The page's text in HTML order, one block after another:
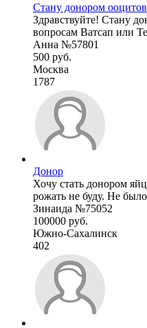
Стану донором ооцитов
Здравствуйте! Стану
вопросам Ватсап или
Анна №57801
500 руб.
Москва
1787
Донор
Хочу стать донором
рожать не буду. Не
Зинаида №75052
100000 руб.
Южно-Сахалинск
402